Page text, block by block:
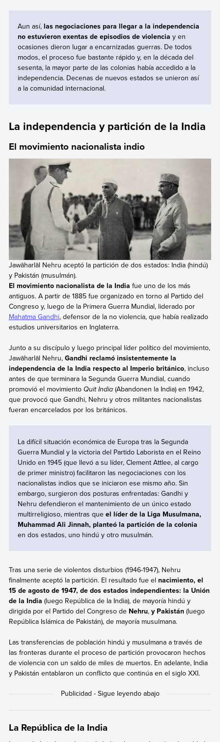
Aun así, las negociaciones para llegar a la independencia
no estuvieron exentas de episodios de violencia y en
ocasiones dieron lugar a encarnizadas guerras. De todos
modos, el proceso fue bastante rápido y, en la década del
sesenta, la mayor parte de las colonias había accedido a la
independencia. Decenas de nuevos estados se unieron así
a la comunidad internacional.
La independencia y partición de la India
El movimiento nacionalista indio
Jawāharlāl Nehru aceptó la partición de dos estados: India (hindú)
y Pakistán (musulmán).
El movimiento nacionalista de la India fue uno de los más
antiguos. A partir de 1885 fue organizado en torno al Partido del
Congreso y, luego de la Primera Guerra Mundial, liderado por
Mahatma Gandhi, defensor de la no violencia, que había realizado
estudios universitarios en Inglaterra.
Junto a su discípulo y luego principal líder político del movimiento,
Jawāharlāl Nehru,Gandhi reclamó insistentemente la
independencia de la India respecto al Imperio británico, incluso
antes de que terminara la Segunda Guerra Mundial, cuando
promovió el movimiento Quit India(Abandonen la India) en 1942,
que provocó que Gandhi, Nehru y otros militantes nacionalistas
fueran encarcelados por los británicos.
La difícil situación económica de Europa tras la Segunda
Guerra Mundial y la victoria del Partido Laborista en el Reino
Unido en 1945 (que llevó a su líder, Clement Attlee, al cargo
de primer ministro) facilitaron las negociaciones con los
nacionalistas indios que se iniciaron ese mismo año. Sin
embargo, surgieron dos posturas enfrentadas: Gandhi y
Nehru defendieron el mantenimiento de un único estado
multirreligioso, mientras que el líder de la Liga Musulmana,
Muhammad Ali Jinnah, planteó la partición de la colonia
en dos estados, uno hindú y otro musulmán.
Tras una serie de violentos disturbios (1946-1947), Nehru
finalmente aceptó la partición. El resultado fue el nacimiento, el
15 de agosto de 1947, de dos estados independientes: la Unión
de la India (luego República de la India), de mayoría hindú y
dirigida por el Partido del Congreso de Nehru, y Pakistán(luego
República Islámica de Pakistán), de mayoría musulmana.
Las transferencias de población hindú y musulmana a través de
las fronteras durante el proceso de partición provocaron hechos
de violencia con un saldo de miles de muertos. En adelante, India
y Pakistán entablaron un conflicto que continúa en el siglo XXI.
La República de la India